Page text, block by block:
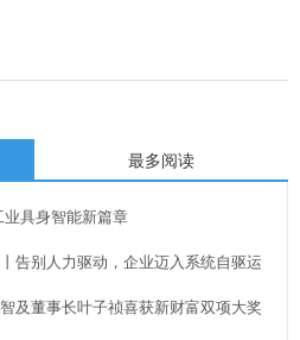
最多阅读
具身智能新篇章
告别人力驱动，企业迈入系统自驱运
及董事长叶子祯喜获新财富双项大奖